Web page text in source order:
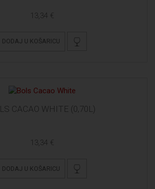
13,34 €
DODAJ U KOŠARICU
CACAO WHITE (0,70L)
13,34 €
DODAJ U KOŠARICU